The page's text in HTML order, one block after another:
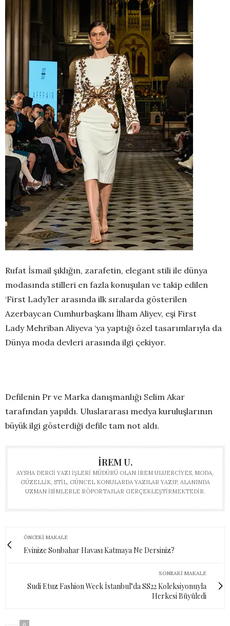
Rufat İsmail şıklığın, zarafetin, elegant stili ile dünya
modasında stilleri en fazla konuşulan ve takip edilen
‘First Lady’ler arasında ilk sıralarda gösterilen
Azerbaycan Cumhurbaşkanı İlham Aliyev, eşi First
Lady Mehriban Aliyeva ‘ya yaptığı özel tasarımlarıyla da
Dünya moda devleri arasında ilgi çekiyor.
Defilenin Pr ve Marka danışmanlığı Selim Akar
tarafından yapıldı. Uluslararası medya kuruluşlarının
büyük ilgi gösterdiği defile tam not aldı.
İREM U.
AYSHA DERGI YAZI İŞLERI MÜDÜRÜ OLAN İREM ULUERCIYES, MODA,
GÜZELLIK, STIL, GÜNCEL KONULARDA YAZILAR YAZIP, ALANINDA
UZMAN ISIMLERLE RÖPORTAJLAR GERÇEKLEŞTIRMEKTEDIR.
ÖNCEKI MAKALE
Evinize Sonbahar Havası Katmaya Ne Dersiniz?
SONRAKI MAKALE
Sudi Etuz Fashion Week İstanbul’da SS22 Koleksiyonuyla
Herkesi Büyüledi